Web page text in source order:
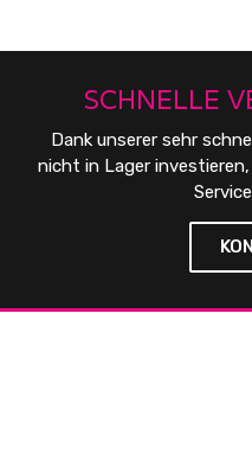
SCHNELLE
Dank unserer sehr
nicht in Lager